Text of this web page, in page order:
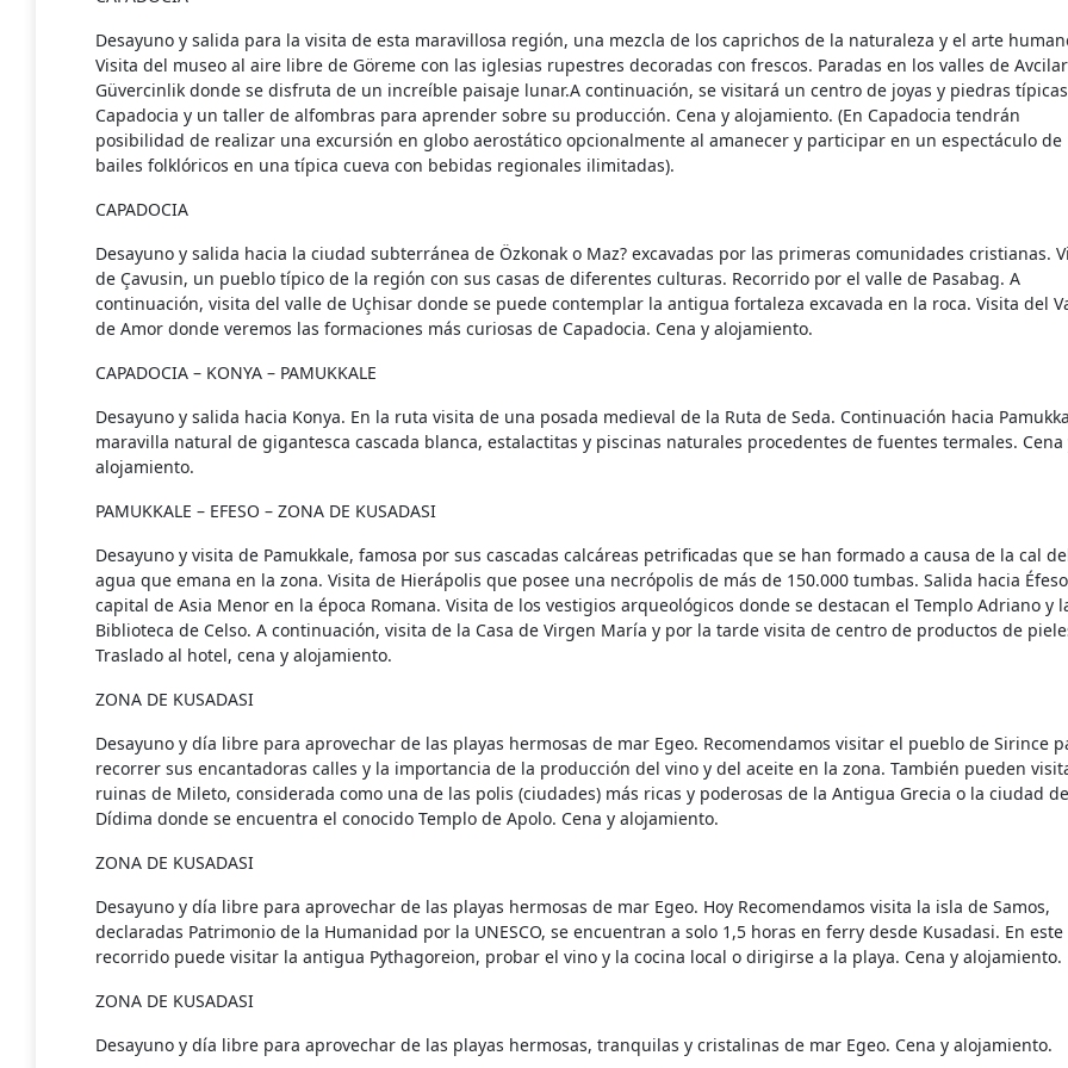
Desayuno y salida para la visita de esta maravillosa región, una mezcla de los caprichos de la naturaleza y el arte
Visita del museo al aire libre de Göreme con las iglesias rupestres decoradas con frescos. Paradas en los valles de
Güvercinlik donde se disfruta de un increíble paisaje lunar.A continuación, se visitará un centro de joyas y piedras
Capadocia y un taller de alfombras para aprender sobre su producción. Cena y alojamiento. (En Capadocia tendrán
posibilidad de realizar una excursión en globo aerostático opcionalmente al amanecer y participar en un espectáculo de
bailes folklóricos en una típica cueva con bebidas regionales ilimitadas).
CAPADOCIA
Desayuno y salida hacia la ciudad subterránea de Özkonak o Maz? excavadas por las primeras comunidades cristianas.
de Çavusin, un pueblo típico de la región con sus casas de diferentes culturas. Recorrido por el valle de Pasabag. A
continuación, visita del valle de Uçhisar donde se puede contemplar la antigua fortaleza excavada en la roca. Visita del
de Amor donde veremos las formaciones más curiosas de Capadocia. Cena y alojamiento.
CAPADOCIA – KONYA – PAMUKKALE
Desayuno y salida hacia Konya. En la ruta visita de una posada medieval de la Ruta de Seda. Continuación hacia
maravilla natural de gigantesca cascada blanca, estalactitas y piscinas naturales procedentes de fuentes termales. Cena
alojamiento.
PAMUKKALE – EFESO – ZONA DE KUSADASI
Desayuno y visita de Pamukkale, famosa por sus cascadas calcáreas petrificadas que se han formado a causa de la cal
agua que emana en la zona. Visita de Hierápolis que posee una necrópolis de más de 150.000 tumbas. Salida hacia
capital de Asia Menor en la época Romana. Visita de los vestigios arqueológicos donde se destacan el Templo Adriano y
Biblioteca de Celso. A continuación, visita de la Casa de Virgen María y por la tarde visita de centro de productos de
Traslado al hotel, cena y alojamiento.
ZONA DE KUSADASI
Desayuno y día libre para aprovechar de las playas hermosas de mar Egeo. Recomendamos visitar el pueblo de Sirince
recorrer sus encantadoras calles y la importancia de la producción del vino y del aceite en la zona. También pueden
ruinas de Mileto, considerada como una de las polis (ciudades) más ricas y poderosas de la Antigua Grecia o la ciudad de
Dídima donde se encuentra el conocido Templo de Apolo. Cena y alojamiento.
ZONA DE KUSADASI
Desayuno y día libre para aprovechar de las playas hermosas de mar Egeo. Hoy Recomendamos visita la isla de Samos,
declaradas Patrimonio de la Humanidad por la UNESCO, se encuentran a solo 1,5 horas en ferry desde Kusadasi. En este
recorrido puede visitar la antigua Pythagoreion, probar el vino y la cocina local o dirigirse a la playa. Cena y alojamiento.
ZONA DE KUSADASI
Desayuno y día libre para aprovechar de las playas hermosas, tranquilas y cristalinas de mar Egeo. Cena y alojamiento.